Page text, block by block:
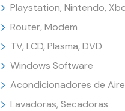
Playstation, Nintendo,
Router, Modem
TV, LCD, Plasma, DVD
Windows Software
Acondicionadores de Aire
Lavadoras, Secadoras